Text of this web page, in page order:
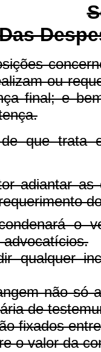
ou
final; e
que trata
adiantar
o
advocatícios.
qualquer
não só
de
fixados
o valor da